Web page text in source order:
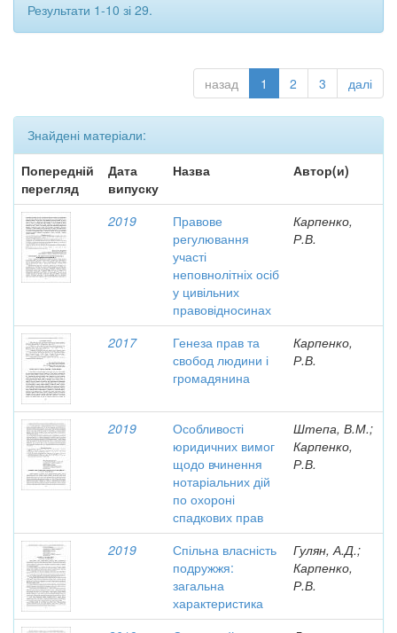
Результати 1-10 зі 29.
назад 1 2 3 далі
Знайдені матеріали:
Попередній
перегляд
Дата
випуску
Назва Автор(и)
2019
Правове
регулювання
участі
неповнолітніх осіб
у цивільних
правовідносинах
Карпенко,
Р.В.
2017
Генеза прав та
свобод людини і
громадянина
Карпенко,
Р.В.
2019
Особливості
юридичних вимог
щодо вчинення
нотаріальних дій
по охороні
спадкових прав
Штепа, В.М.;
Карпенко,
Р.В.
2019
Спільна власність
подружжя:
загальна
характеристика
Гулян, А.Д.;
Карпенко,
Р.В.